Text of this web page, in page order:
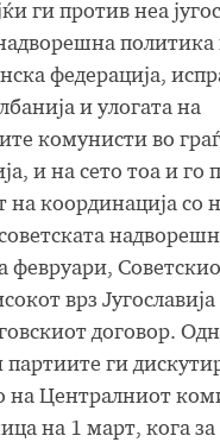
ги против неа
политика
федерација,
и улогата на
комунисти во
и на сето тоа и го
на координација со
февруари,
врз
договор.
партиите ги
на Централниот
на 1 март, кога за